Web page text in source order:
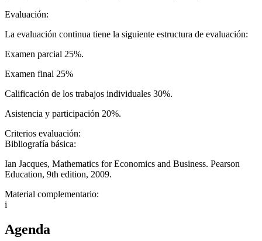
Evaluación:
La evaluación continua tiene la siguiente estructura de evaluación:
Examen parcial 25%.
Examen final 25%
Calificación de los trabajos individuales 30%.
Asistencia y participación 20%.
Criterios evaluación:
Bibliografía básica:
Ian Jacques, Mathematics for Economics and Business. Pearson
Education, 9th edition, 2009.
Material complementario:
i
Agenda